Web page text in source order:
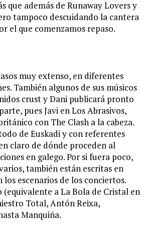
que además de Runaway Lovers y
tampoco descuidando la cantera
el que comenzamos repaso.
muy extenso, en diferentes
También algunos de sus músicos
crust y Dani publicará pronto
pues Javi en Los Abrasivos,
con The Clash a la cabeza.
de Euskadi y con referentes
claro de dónde proceden al
en galego. Por si fuera poco,
también están escritas en
escenarios de los conciertos.
(equivalente a La Bola de Cristal en
Total, Antón Reixa,
Manquiña.